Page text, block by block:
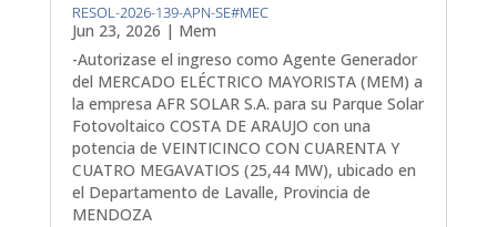
RESOL-2026-139-APN-SE#MEC
Jun 23, 2026 | Mem
-Autorizase el ingreso como Agente Generador
del MERCADO ELÉCTRICO MAYORISTA (MEM) a
la empresa AFR SOLAR S.A. para su Parque Solar
Fotovoltaico COSTA DE ARAUJO con una
potencia de VEINTICINCO CON CUARENTA Y
CUATRO MEGAVATIOS (25,44 MW), ubicado en
el Departamento de Lavalle, Provincia de
MENDOZA